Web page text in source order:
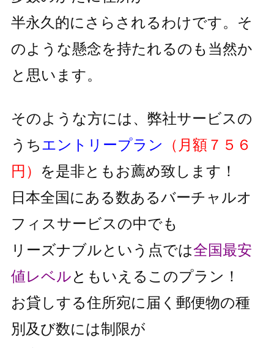
半永久的にさらされるわけです。そ
のような懸念を持たれるのも 当然か
と思います。
そのような方には、弊社サービスの
うちエントリープラン
（月額７５６
円） を是非ともお薦め致します！
日本全国にある数あるバーチャルオ
フィスサービスの中でも
リーズナブルという点では全国最安
値レベルと もいえるこのプラン！
お貸しする住所宛に届く郵便物の種
別及び数には制限が